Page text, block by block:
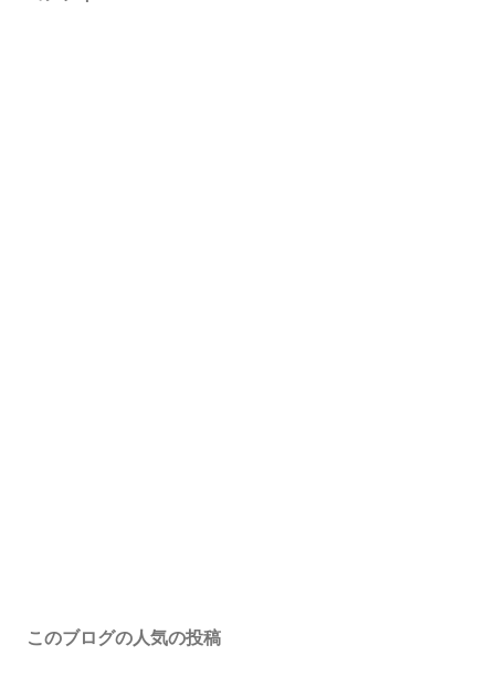
このブログの人気の投稿